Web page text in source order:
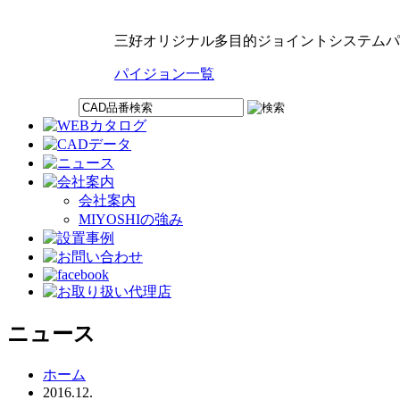
三好オリジナル多目的ジョイントシステム
パイジョン一覧
会社案内
MIYOSHIの強み
ニュース
ホーム
2016.12.